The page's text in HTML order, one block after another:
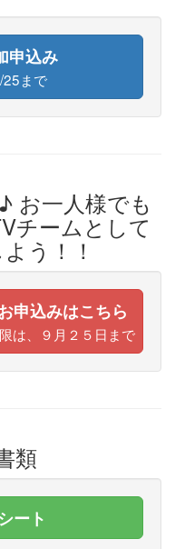
申込み
まで
お一人様でも
チームとして
う！！
申込みはこちら
は、９月２５日まで
類
ート